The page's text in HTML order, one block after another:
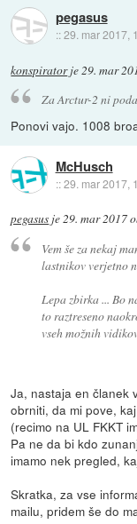
pegasus
::29. mar 2017,
konspiratorje29. mar
Za Arctur-2 ni
Ponovi vajo. 1008
McHusch
::29. mar 2017,
pegasus je29. mar 2017
Vem še za nekaj
lastnikov verjetno
Lepa zbirka ... Bo
to raztreseno
vseh možnih
Ja, nastaja en članek
obrniti, da mi pove,
(recimo na UL FKKT
Pa ne da bi kdo
imamo nek pregled,
Skratka, za vse
mailu, pridem še do